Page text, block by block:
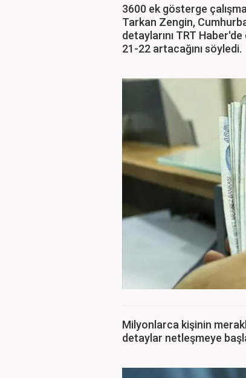
3600 ek gösterge
Tarkan Zengin,
detaylarını TRT
21-22 artacağını söyledi.
Milyonlarca kişinin
detaylar netleşmeye